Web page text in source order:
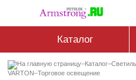
Каталог
–Каталог–
VARTON–Торговое освещение